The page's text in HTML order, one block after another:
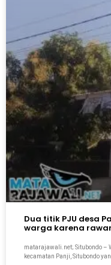
Dua titik PJU desa
warga karena
matarajawali.net; Situbondo –
kecamatan Panji, Situbondo